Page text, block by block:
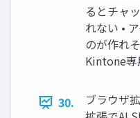
るとチャ
れない •
のが作れ
Kintone
30.
ブラウザ